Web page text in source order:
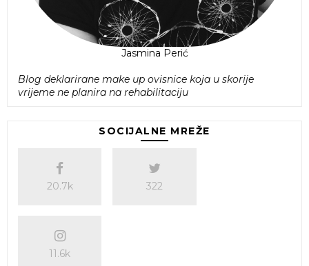
Jasmina Perić
Blog deklarirane make up ovisnice koja u skorije
vrijeme ne planira na rehabilitaciju
SOCIJALNE MREŽE
20.7k 322
11.6k